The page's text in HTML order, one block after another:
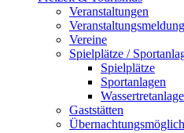
Veranstaltungen
Veranstaltungsmeldung
Vereine
Spielplätze /
Spielplätze
Sportanlagen
Gaststätten